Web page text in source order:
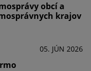
obcí a
krajov
05. JÚN 2026